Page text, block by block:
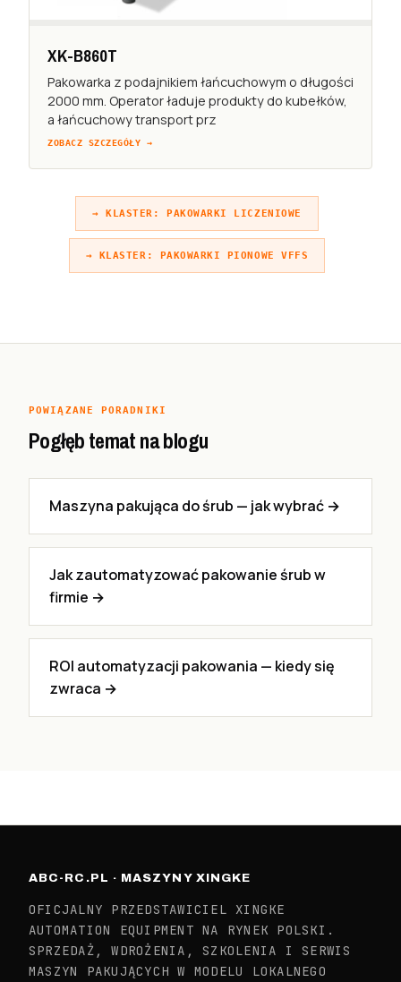
XK-B860T
Pakowarka z podajnikiem łańcuchowym o długości
2000 mm. Operator ładuje produkty do kubełków,
a łańcuchowy transport prz
ZOBACZ SZCZEGÓŁY →
→ KLASTER: PAKOWARKI LICZENIOWE
→ KLASTER: PAKOWARKI PIONOWE VFFS
POWIĄZANE PORADNIKI
Pogłęb temat na blogu
Maszyna pakująca do śrub — jak wybrać →
Jak zautomatyzować pakowanie śrub w
firmie →
ROI automatyzacji pakowania — kiedy się
zwraca →
ABC-RC.PL · MASZYNY XINGKE
OFICJALNY PRZEDSTAWICIEL XINGKE
AUTOMATION EQUIPMENT NA RYNEK POLSKI.
SPRZEDAŻ, WDROŻENIA, SZKOLENIA I SERWIS
MASZYN PAKUJĄCYCH W MODELU LOKALNEGO